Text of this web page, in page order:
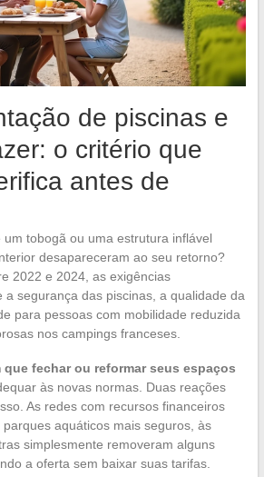
de piscinas e
o critério que
antes de
um tobogã ou uma estrutura inflável
desapareceram ao seu retorno?
2022 e 2024, as exigências
a segurança das piscinas, a qualidade da
para pessoas com mobilidade reduzida
nos campings franceses.
que fechar ou reformar seus espaços
às novas normas. Duas reações
As redes com recursos financeiros
aquáticos mais seguros, às
simplesmente removeram alguns
a oferta sem baixar suas tarifas.